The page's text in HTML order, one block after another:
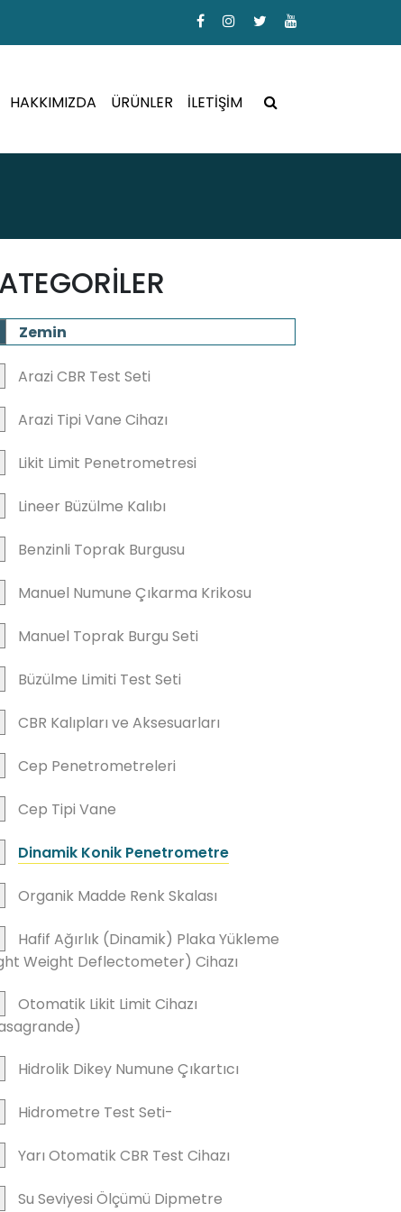
HAKKIMIZDA ÜRÜNLER İLETİŞİM
Zemin
Arazi CBR Test Seti
Arazi Tipi Vane Cihazı
Likit Limit Penetrometresi
Lineer Büzülme Kalıbı
Benzinli Toprak Burgusu
Manuel Numune Çıkarma Krikosu
Manuel Toprak Burgu Seti
Büzülme Limiti Test Seti
CBR Kalıpları ve Aksesuarları
Cep Penetrometreleri
Cep Tipi Vane
Dinamik Konik Penetrometre
Organik Madde Renk Skalası
Hafif Ağırlık (Dinamik) Plaka Yükleme
Weight Deflectometer) Cihazı
Otomatik Likit Limit Cihazı
Hidrolik Dikey Numune Çıkartıcı
Hidrometre Test Seti-
Yarı Otomatik CBR Test Cihazı
Su Seviyesi Ölçümü Dipmetre